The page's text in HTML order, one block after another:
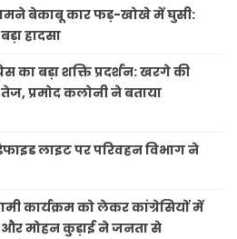
बेकाबू कार फड़-खोखे में घुसी:
हादसा
का बड़ा शक्ति प्रदर्शन: खरगे की
प्रमोद कलोनी ने बताया
लाइट पर परिवहन विभाग ने
कार्यक्रम को लेकर कांग्रेसियों में
और मोहन कुड़ाई ने जनता से